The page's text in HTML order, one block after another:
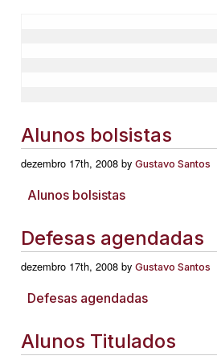
Alunos bolsistas
dezembro 17th, 2008 by Gustavo Santos
Alunos bolsistas
Defesas agendadas
dezembro 17th, 2008 by Gustavo Santos
Defesas agendadas
Alunos Titulados